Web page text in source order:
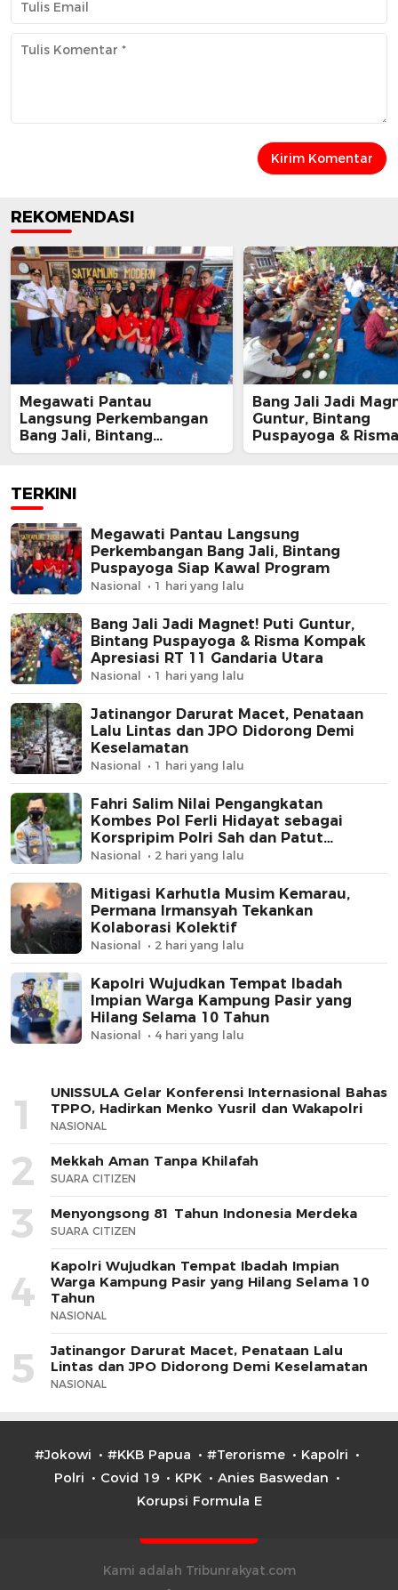
REKOMENDASI
Megawati Pantau
Langsung Perkembangan
Bang Jali, Bintang
Puspayoga Siap Kawal
Bang Jali Jadi
Guntur, Bintang
Puspayoga & Risma
Kompak Apresiasi
TERKINI
Megawati Pantau Langsung
Perkembangan Bang Jali, Bintang
Puspayoga Siap Kawal Program
Nasional 1 hari yang lalu
Bang Jali Jadi Magnet! Puti Guntur,
Bintang Puspayoga & Risma Kompak
Apresiasi RT 11 Gandaria Utara
Nasional 1 hari yang lalu
Jatinangor Darurat Macet, Penataan
Lalu Lintas dan JPO Didorong Demi
Keselamatan
Nasional 1 hari yang lalu
Fahri Salim Nilai Pengangkatan
Kombes Pol Ferli Hidayat sebagai
Korspripim Polri Sah dan Patut
Dihormati
Nasional 2 hari yang lalu
Mitigasi Karhutla Musim Kemarau,
Permana Irmansyah Tekankan
Kolaborasi Kolektif
Nasional 2 hari yang lalu
Kapolri Wujudkan Tempat Ibadah
Impian Warga Kampung Pasir yang
Hilang Selama 10 Tahun
Nasional 4 hari yang lalu
1
UNISSULA Gelar Konferensi Internasional Bahas
TPPO, Hadirkan Menko Yusril dan Wakapolri
NASIONAL
2 Mekkah Aman Tanpa Khilafah
SUARA CITIZEN
3 Menyongsong 81 Tahun Indonesia Merdeka
SUARA CITIZEN
4
Kapolri Wujudkan Tempat Ibadah Impian
Warga Kampung Pasir yang Hilang Selama 10
Tahun
NASIONAL
5
Jatinangor Darurat Macet, Penataan Lalu
Lintas dan JPO Didorong Demi Keselamatan
NASIONAL
#Jokowi #KKB Papua #Terorisme
Kapolri
Polri
Covid 19 KPK
Anies Baswedan
Korupsi Formula E
Kami adalah Tribunrakyat.com